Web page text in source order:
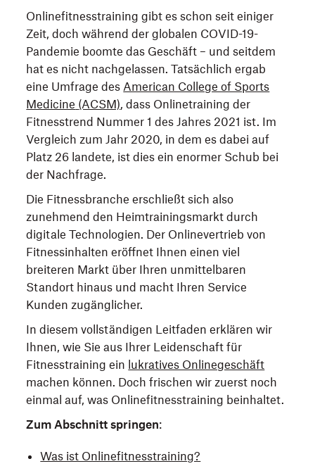
Onlinefitnesstraining gibt es schon seit einiger
Zeit, doch während der globalen COVID-19-
Pandemie boomte das Geschäft – und seitdem
hat es nicht nachgelassen. Tatsächlich ergab
eine Umfrage desAmerican College of Sports
Medicine (ACSM), dass Onlinetraining der
Fitnesstrend Nummer 1 des Jahres 2021 ist. Im
Vergleich zum Jahr 2020, in dem es dabei auf
Platz 26 landete, ist dies ein enormer Schub bei
der Nachfrage.
Die Fitnessbranche erschließt sich also
zunehmend den Heimtrainingsmarkt durch
digitale Technologien. Der Onlinevertrieb von
Fitnessinhalten eröffnet Ihnen einen viel
breiteren Markt über Ihren unmittelbaren
Standort hinaus und macht Ihren Service
Kunden zugänglicher.
In diesem vollständigen Leitfaden erklären wir
Ihnen, wie Sie aus Ihrer Leidenschaft für
Fitnesstraining ein lukratives Onlinegeschäft
machen können. Doch frischen wir zuerst noch
einmal auf, was Onlinefitnesstraining beinhaltet.
Zum Abschnitt springen:
Was ist Onlinefitnesstraining?